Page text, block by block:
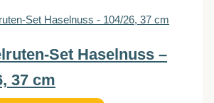
Set Haselnuss –
37 cm